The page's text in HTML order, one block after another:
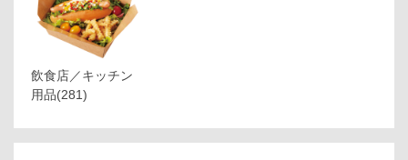
飲食店／キッチン
用品(281)